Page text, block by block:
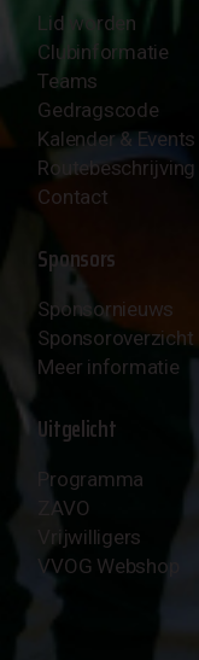
Lid worden
Clubinformatie
Teams
Gedragscode
Kalender & Events
Routebeschrijving
Contact
Sponsors
Sponsornieuws
Sponsoroverzicht
Meer informatie
Uitgelicht
Programma
ZAVO
Vrijwilligers
VVOG Webshop